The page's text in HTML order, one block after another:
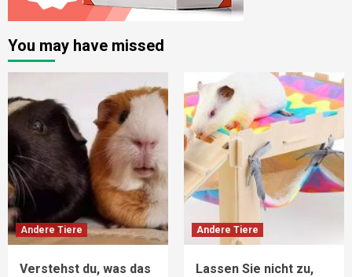
You may have missed
Andere Tiere
Verstehst du, was das
Andere Tiere
Lassen Sie nicht zu,